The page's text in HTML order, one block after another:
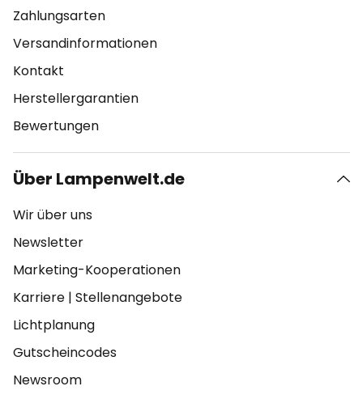
Zahlungsarten
Versandinformationen
Kontakt
Herstellergarantien
Bewertungen
Über Lampenwelt.de
Wir über uns
Newsletter
Marketing-Kooperationen
Karriere | Stellenangebote
Lichtplanung
Gutscheincodes
Newsroom